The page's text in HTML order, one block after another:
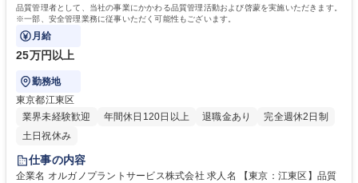
品質管理者として、当社の事業にかかわる品質管理活動および啓蒙を実施いただきます。
※一部、安全管理業務に従事いただく可能性もございます。
月給
25万円以上
勤務地
東京都江東区
業界未経験歓迎
年間休日120日以上 退職金あり
完全週休2日制
土日祝休み
仕事の内容
企業名 オルガノプラントサービス株式会社 求人名 【東京：江東区】品質